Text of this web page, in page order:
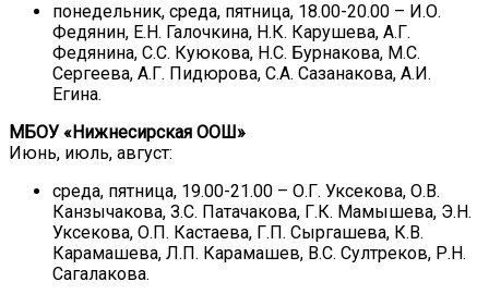
понедельник, среда, пятница, 18.00-20.00 – И.О.
Федянин, Е.Н. Галочкина, Н.К. Карушева, А.Г.
Федянина, С.С. Куюкова, Н.С. Бурнакова, М.С.
Сергеева, А.Г. Пидюрова, С.А. Сазанакова, А.И.
Егина.
МБОУ «Нижнесирская ООШ»
Июнь, июль, август:
среда, пятница, 19.00-21.00 – О.Г. Уксекова, О.В.
Канзычакова, З.С. Патачакова, Г.К. Мамышева, Э.Н.
Уксекова, О.П. Кастаева, Г.П. Сыргашева, К.В.
Карамашева, Л.П. Карамашев, В.С. Султреков, Р.Н.
Сагалакова.